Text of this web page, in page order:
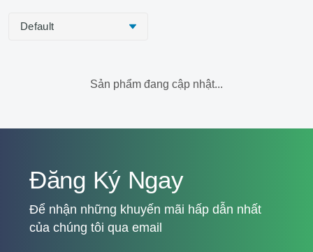
Sản phẩm đang cập nhật...
Đăng Ký Ngay
Để nhận những khuyến mãi hấp dẫn nhất
của chúng tôi qua email